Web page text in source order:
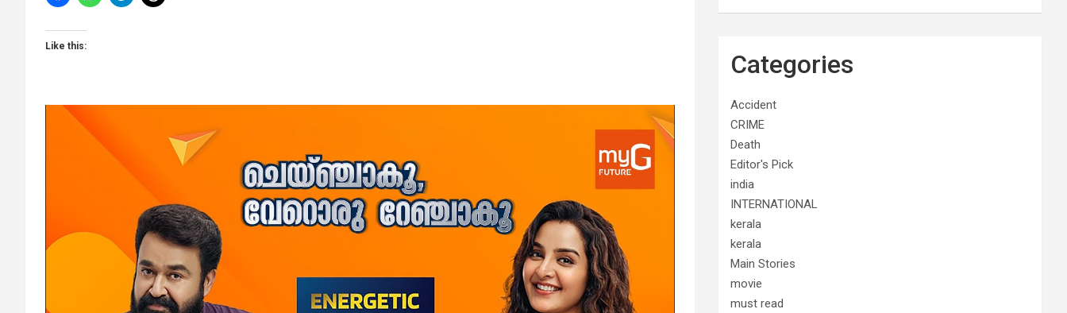
Like this:
Categories
Accident
CRIME
Death
Editor's Pick
india
INTERNATIONAL
kerala
kerala
Main Stories
movie
must read